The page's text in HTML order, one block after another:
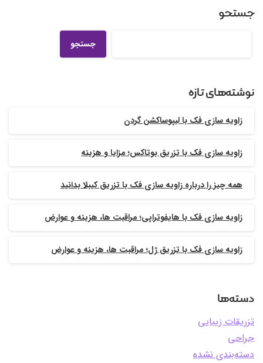
جستجو
جستجو
نوشته‌های تازه
زاویه سازی فک با لیپوساکشن گردن
زاویه سازی فک با تزریق بوتاکس؛ مزایا و هزینه
همه چیز را درباره زاویه سازی فک با تزریق کیبلا بدانید
زاویه سازی فک با هایفوتراپی؛ مراقبت ها، هزینه و عوارض
زاویه سازی فک با تزریق ژل؛ مراقبت ها، هزینه و عوارض
دسته‌ها
تزریقات زیبایی
جراحی
دسته‌بندی نشده